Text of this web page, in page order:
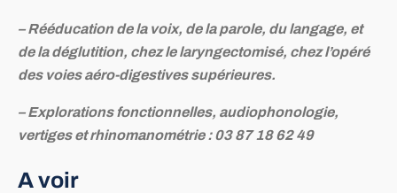
– Rééducation de la voix, de la parole, du langage, et
de la déglutition, chez le laryngectomisé, chez l’opéré
des voies aéro-digestives supérieures.
– Explorations fonctionnelles, audiophonologie,
vertiges et rhinomanométrie : 03 87 18 62 49
A voir